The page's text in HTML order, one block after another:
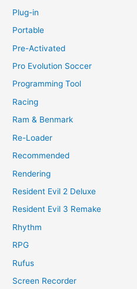
Plug-in
Portable
Pre-Activated
Pro Evolution Soccer
Programming Tool
Racing
Ram & Benmark
Re-Loader
Recommended
Rendering
Resident Evil 2 Deluxe
Resident Evil 3 Remake
Rhythm
RPG
Rufus
Screen Recorder